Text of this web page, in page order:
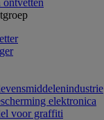
elektronica
voor graffiti